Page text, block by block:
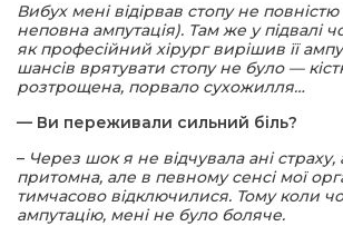
Вибух мені відірвав стопу не
неповна ампутація). Там же у підвалі
як професійний хірург вирішив її
шансів врятувати стопу не було —
розтрощена, порвало сухожилля…
— Ви переживали сильний біль?
– Через шок я не відчувала ані
притомна, але в певному сенсі мої
тимчасово відключилися. Тому коли
ампутацію, мені не було боляче.